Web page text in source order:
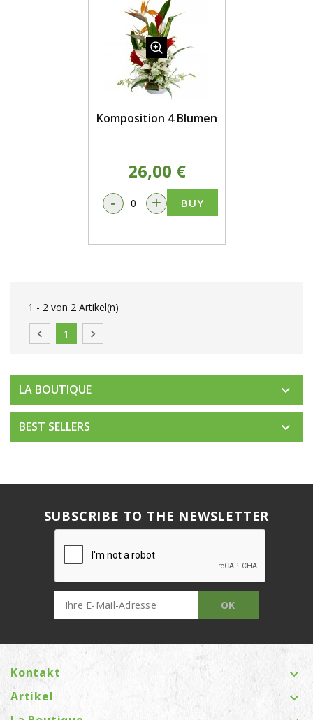
Komposition 4 Blumen
26,00 €
- + BUY
1 - 2 von 2 Artikel(n)
 1 
LA BOUTIQUE 
BEST SELLERS 
SUBSCRIBE TO THE NEWSLETTER
Kontakt 
Artikel 